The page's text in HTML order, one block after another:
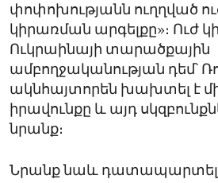
փոփոխությանն ուղղված
կիրառման արգելքը»։ Ուժ
Ուկրաինայի տարածքային
ամբողջականության դեմ՝
ակնհայտորեն խախտել է
իրավունքը և այդ
նրանք։
Նրանք նաև դատապարտել